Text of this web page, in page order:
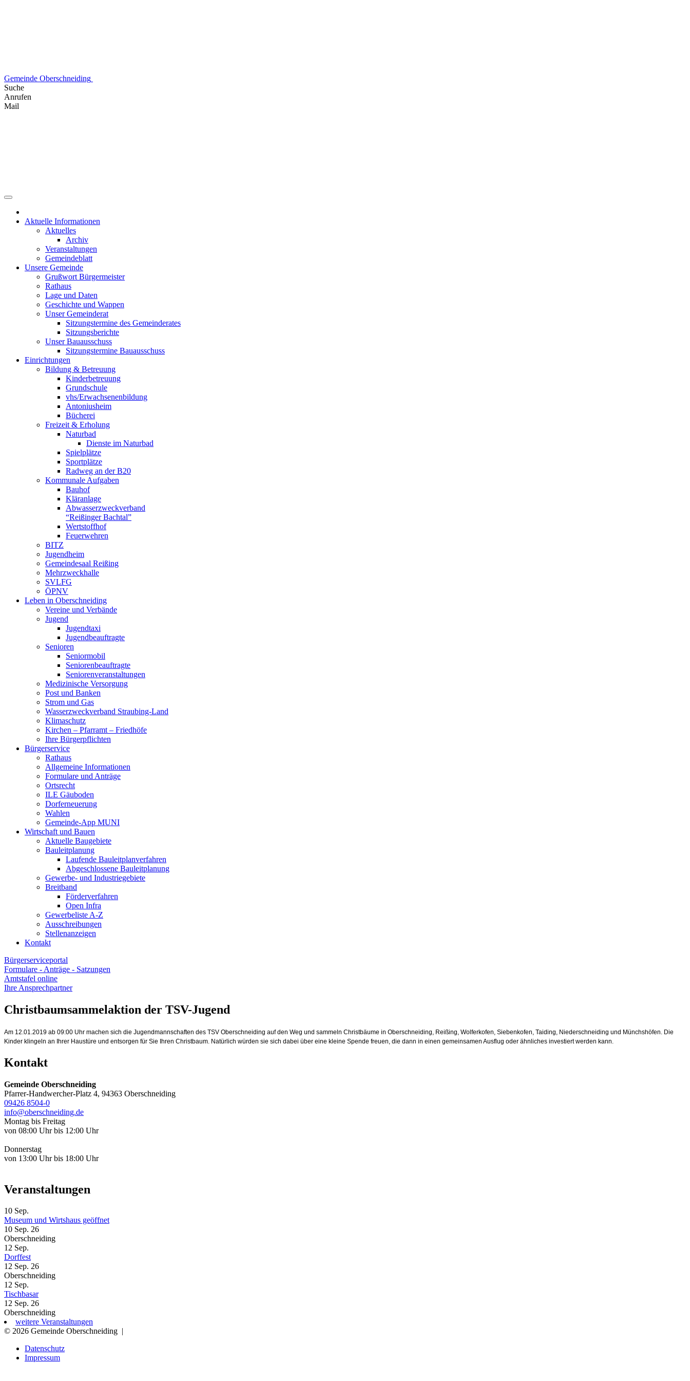
Gemeinde Oberschneiding
Suche
Anrufen
Mail
Aktuelle Informationen
Aktuelles
Archiv
Veranstaltungen
Gemeindeblatt
Unsere Gemeinde
Grußwort Bürgermeister
Rathaus
Lage und Daten
Geschichte und Wappen
Unser Gemeinderat
Sitzungstermine des Gemeinderates
Sitzungsberichte
Unser Bauausschuss
Sitzungstermine Bauausschuss
Einrichtungen
Bildung & Betreuung
Kinderbetreuung
Grundschule
vhs/Erwachsenenbildung
Antoniusheim
Bücherei
Freizeit & Erholung
Naturbad
Dienste im Naturbad
Spielplätze
Sportplätze
Radweg an der B20
Kommunale Aufgaben
Bauhof
Kläranlage
Abwasserzweckverband
“Reißinger Bachtal”
Wertstoffhof
Feuerwehren
BITZ
Jugendheim
Gemeindesaal Reißing
Mehrzweckhalle
SVLFG
ÖPNV
Leben in Oberschneiding
Vereine und Verbände
Jugend
Jugendtaxi
Jugendbeauftragte
Senioren
Seniormobil
Seniorenbeauftragte
Seniorenveranstaltungen
Medizinische Versorgung
Post und Banken
Strom und Gas
Wasserzweckverband Straubing-Land
Klimaschutz
Kirchen – Pfarramt – Friedhöfe
Ihre Bürgerpflichten
Bürgerservice
Rathaus
Allgemeine Informationen
Formulare und Anträge
Ortsrecht
ILE Gäuboden
Dorferneuerung
Wahlen
Gemeinde-App MUNI
Wirtschaft und Bauen
Aktuelle Baugebiete
Bauleitplanung
Laufende Bauleitplanverfahren
Abgeschlossene Bauleitplanung
Gewerbe- und Industriegebiete
Breitband
Förderverfahren
Open Infra
Gewerbeliste A-Z
Ausschreibungen
Stellenanzeigen
Kontakt
Bürgerserviceportal
Formulare - Anträge - Satzungen
Amtstafel online
Ihre Ansprechpartner
Christbaumsammelaktion der TSV-Jugend
Am 12.01.2019 ab 09:00 Uhr machen sich die Jugendmannschaften des TSV Oberschneiding auf den Weg und sammeln Christbäume in Oberschneiding, Reißing, Wolferkofen, Siebenkofen, Taiding, Niederschneiding und Münchshöfen. Die
Kinder klingeln an Ihrer Haustüre und entsorgen für Sie Ihren Christbaum. Natürlich würden sie sich dabei über eine kleine Spende freuen, die dann in einen gemeinsamen Ausflug oder ähnliches investiert werden kann.
Kontakt
Gemeinde Oberschneiding
Pfarrer-Handwercher-Platz 4, 94363 Oberschneiding
09426 8504-0
info@oberschneiding.de
Montag bis Freitag
von 08:00 Uhr bis 12:00 Uhr
Donnerstag
von 13:00 Uhr bis 18:00 Uhr
Veranstaltungen
10 Sep.
Museum und Wirtshaus geöffnet
10 Sep. 26
Oberschneiding
12 Sep.
Dorffest
12 Sep. 26
Oberschneiding
12 Sep.
Tischbasar
12 Sep. 26
Oberschneiding
weitere Veranstaltungen
© 2026 Gemeinde Oberschneiding |
Datenschutz
Impressum